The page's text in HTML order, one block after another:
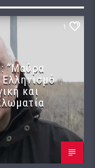
1
“Μαύρα
και